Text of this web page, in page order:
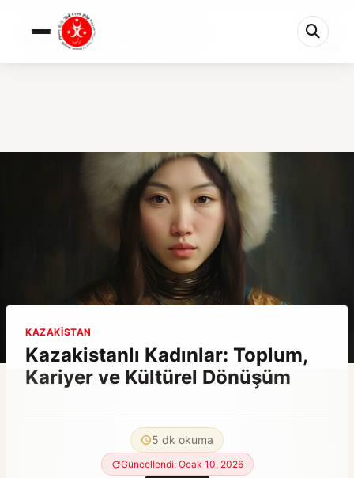
Kazakistanlı Kadınlar: Toplum, Kariyer ve Kültü...
5 dk kaldı
KAZAKISTAN
Kazakistanlı Kadınlar: Toplum,
Kariyer ve Kültürel Dönüşüm
5 dk okuma
Güncellendi: Ocak 10, 2026